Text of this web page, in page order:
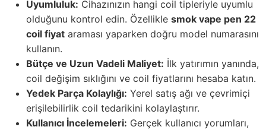
Uyumluluk: Cihazınızın hangi coil tipleriyle uyumlu
olduğunu kontrol edin. Özellikle smok vape pen 22
coil fiyat araması yaparken doğru model numarasını
kullanın.
Bütçe ve Uzun Vadeli Maliyet: İlk yatırımın yanında,
coil değişim sıklığını ve coil fiyatlarını hesaba katın.
Yedek Parça Kolaylığı: Yerel satış ağı ve çevrimiçi
erişilebilirlik coil tedarikini kolaylaştırır.
Kullanıcı İncelemeleri: Gerçek kullanıcı yorumları,